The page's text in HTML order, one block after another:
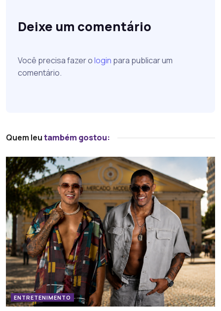
Deixe um comentário
Você precisa fazer ologin para publicar um
comentário.
Quem leutambém gostou:
ENTRETENIMENTO